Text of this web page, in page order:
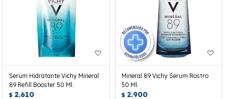
Serum Hidratante Vichy Mineral
89 Refill Booster 50 Ml.
$ 2.610
Mineral 89 Vichy Serum Rostro
50 Ml.
$ 2.900